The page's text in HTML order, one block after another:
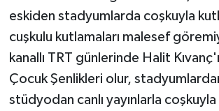
eskiden stadyumlarda coşkuyla
cuşkulu kutlamaları malesef
kanallı TRT günlerinde Halit
Çocuk Şenlikleri olur,
stüdyodan canlı yayınlarla coşkuyla